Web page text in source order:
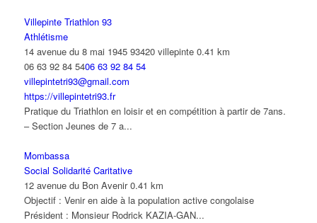
Villepinte Triathlon 93
Athlétisme
14 avenue du 8 mai 1945 93420 villepinte 0.41 km
06 63 92 84 5406 63 92 84 54
villepintetri93@gmail.com
https://villepintetri93.fr
Pratique du Triathlon en loisir et en compétition à partir de 7ans.
– Section Jeunes de 7 a...
Mombassa
Social Solidarité Caritative
12 avenue du Bon Avenir 0.41 km
Objectif : Venir en aide à la population active congolaise
Président : Monsieur Rodrick KAZIA-GAN...